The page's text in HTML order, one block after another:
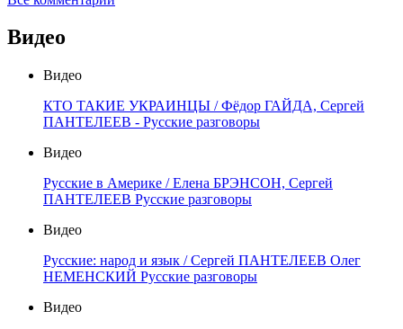
Видео
Видео
КТО ТАКИЕ УКРАИНЦЫ / Фёдор ГАЙДА, Сергей
ПАНТЕЛЕЕВ - Русские разговоры
Видео
Русские в Америке / Елена БРЭНСОН, Сергей
ПАНТЕЛЕЕВ Русские разговоры
Видео
Русские: народ и язык / Сергей ПАНТЕЛЕЕВ Олег
НЕМЕНСКИЙ Русские разговоры
Видео